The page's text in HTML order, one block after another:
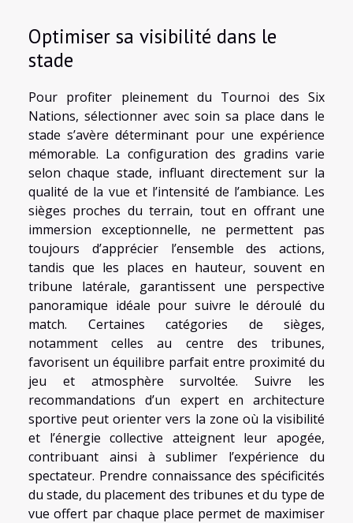
Optimiser sa visibilité dans le
stade
Pour profiter pleinement du Tournoi des Six
Nations, sélectionner avec soin sa place dans le
stade s’avère déterminant pour une expérience
mémorable. La configuration des gradins varie
selon chaque stade, influant directement sur la
qualité de la vue et l’intensité de l’ambiance. Les
sièges proches du terrain, tout en offrant une
immersion exceptionnelle, ne permettent pas
toujours d’apprécier l’ensemble des actions,
tandis que les places en hauteur, souvent en
tribune latérale, garantissent une perspective
panoramique idéale pour suivre le déroulé du
match. Certaines catégories de sièges,
notamment celles au centre des tribunes,
favorisent un équilibre parfait entre proximité du
jeu et atmosphère survoltée. Suivre les
recommandations d’un expert en architecture
sportive peut orienter vers la zone où la visibilité
et l’énergie collective atteignent leur apogée,
contribuant ainsi à sublimer l’expérience du
spectateur. Prendre connaissance des spécificités
du stade, du placement des tribunes et du type de
vue offert par chaque place permet de maximiser